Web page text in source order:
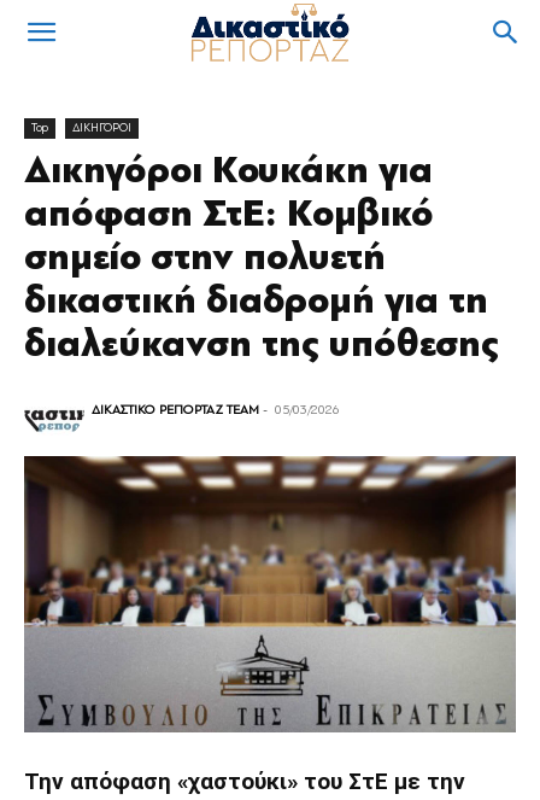
Top ΔΙΚΗΓΟΡΟΙ
Δικηγόροι Κουκάκη για
απόφαση ΣτΕ: Κομβικό
σημείο στην πολυετή
δικαστική διαδρομή για τη
διαλεύκανση της υπόθεσης
ΔΙΚΑΣΤΙΚΟ ΡΕΠΟΡΤΑΖ TEAM - 05/03/2026
Την απόφαση «χαστούκι» του ΣτΕ με την